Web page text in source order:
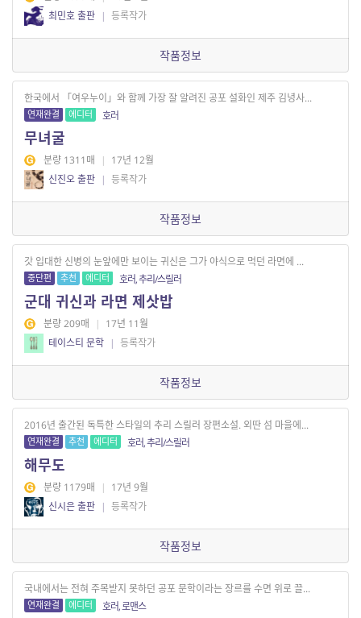
최민호 출판 | 등록작가
작품정보
한국에서 「여우누이」와 함께 가장 잘 알려진 공포 설화인 제주 김녕사...
연재완결 에디터 호러
무녀굴
분량 1311매 | 17년 12월
신진오 출판 | 등록작가
작품정보
갓 입대한 신병의 눈앞에만 보이는 귀신은 그가 야식으로 먹던 라면에 ...
중단편 추천 에디터 호러, 추리/스릴러
군대 귀신과 라면 제삿밥
분량 209매 | 17년 11월
테이스티 문학 | 등록작가
작품정보
2016년 출간된 독특한 스타일의 추리 스릴러 장편소설. 외딴 섬 마을에...
연재완결 추천 에디터 호러, 추리/스릴러
해무도
분량 1179매 | 17년 9월
신시은 출판 | 등록작가
작품정보
국내에서는 전혀 주목받지 못하던 공포 문학이라는 장르를 수면 위로 끌...
연재완결 에디터 호러, 로맨스